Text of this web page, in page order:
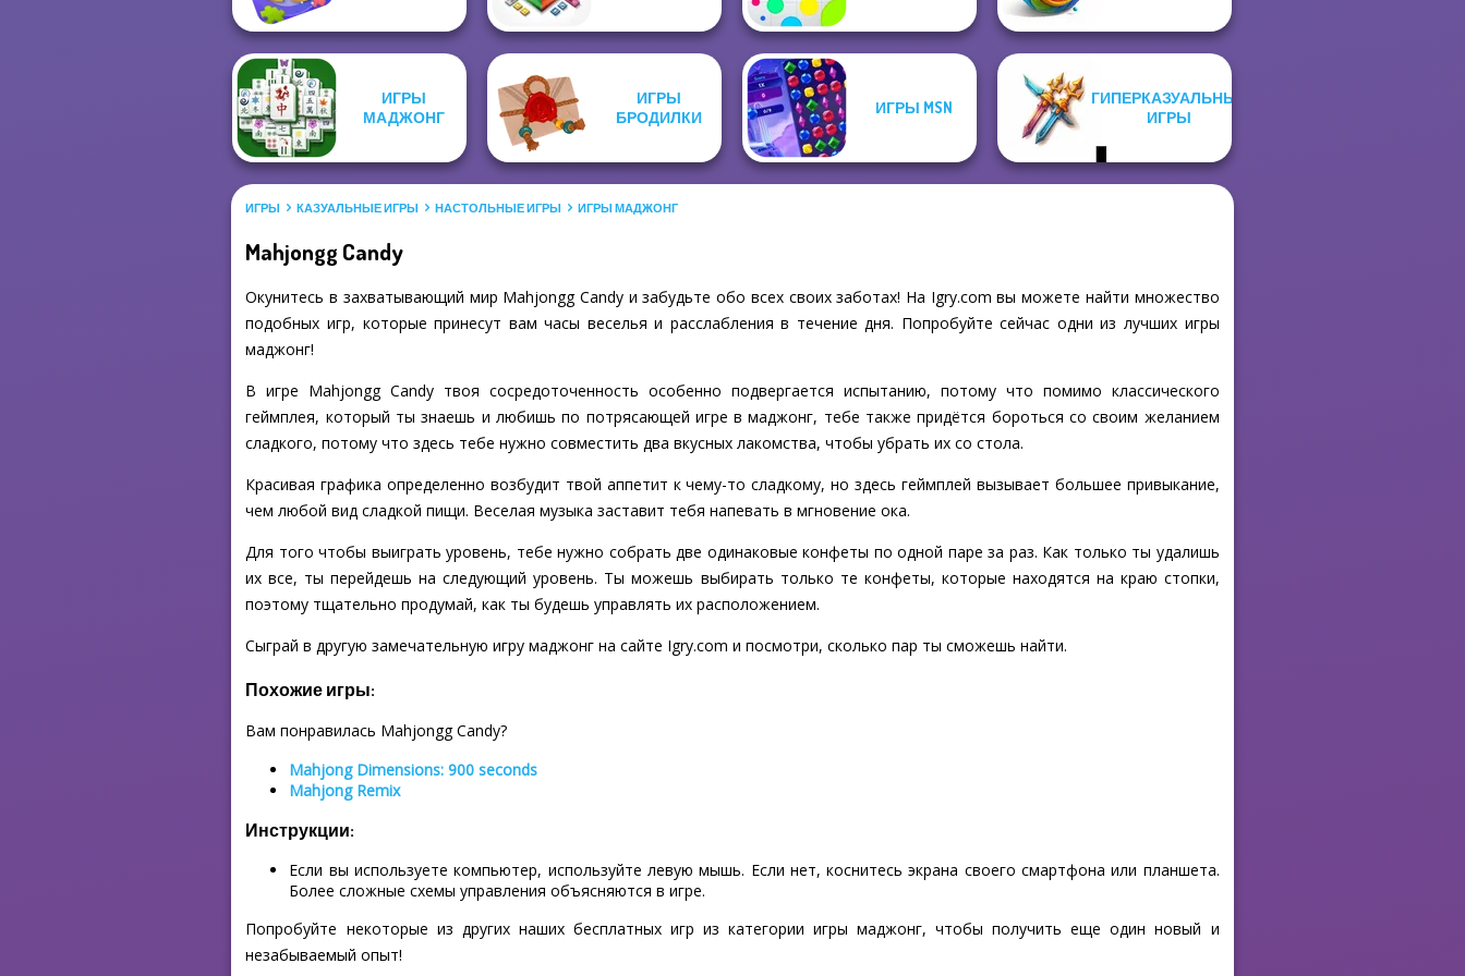
ИГРЫ
МАДЖОНГ
ИГРЫ
БРОДИЛКИ
ИГРЫ MSN
ГИПЕРКАЗУАЛЬНЫЕ
ИГРЫ
ИГРЫ КАЗУАЛЬНЫЕ ИГРЫ НАСТОЛЬНЫЕ ИГРЫ ИГРЫ МАДЖОНГ
Mahjongg Candy
Окунитесь в захватывающий мир Mahjongg Candy и забудьте обо всех своих заботах! На Igry.com вы можете найти множество
подобных игр, которые принесут вам часы веселья и расслабления в течение дня. Попробуйте сейчас одни из лучших игры
маджонг!
В игре Mahjongg Candy твоя сосредоточенность особенно подвергается испытанию, потому что помимо классического
геймплея, который ты знаешь и любишь по потрясающей игре в маджонг, тебе также придётся бороться со своим желанием
сладкого, потому что здесь тебе нужно совместить два вкусных лакомства, чтобы убрать их со стола.
Красивая графика определенно возбудит твой аппетит к чему-то сладкому, но здесь геймплей вызывает большее привыкание,
чем любой вид сладкой пищи. Веселая музыка заставит тебя напевать в мгновение ока.
Для того чтобы выиграть уровень, тебе нужно собрать две одинаковые конфеты по одной паре за раз. Как только ты удалишь
их все, ты перейдешь на следующий уровень. Ты можешь выбирать только те конфеты, которые находятся на краю стопки,
поэтому тщательно продумай, как ты будешь управлять их расположением.
Сыграй в другую замечательную игру маджонг на сайте Igry.com и посмотри, сколько пар ты сможешь найти.
Похожие игры:
Вам понравилась Mahjongg Candy?
Mahjong Dimensions: 900 seconds
Mahjong Remix
Инструкции:
Если вы используете компьютер, используйте левую мышь. Если нет, коснитесь экрана своего смартфона или планшета.
Более сложные схемы управления объясняются в игре.
Попробуйте некоторые из других наших бесплатных игр из категории игры маджонг, чтобы получить еще один новый и
незабываемый опыт!